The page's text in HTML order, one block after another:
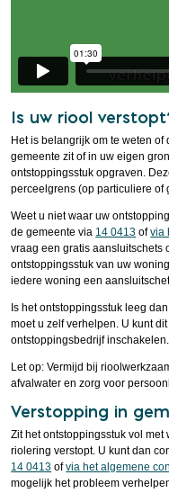
Is uw riool
Het is belangrijk om te weten
gemeente zit of in uw eigen
ontstoppingsstuk opgraven.
perceelgrens (op particuliere of
Weet u niet waar uw
de gemeente via 14 0413 ofvia
vraag een gratis aansluitschets
ontstoppingsstuk van uw
iedere woning een
Is het ontstoppingsstuk leeg
moet u zelf verhelpen. U kunt
ontstoppingsbedrijf
Let op: Vermijd bij
afvalwater en zorg voor
Verstopping in
Zit het ontstoppingsstuk vol
riolering verstopt. U kunt dan
14 0413 ofvia het algemene
mogelijk het probleem